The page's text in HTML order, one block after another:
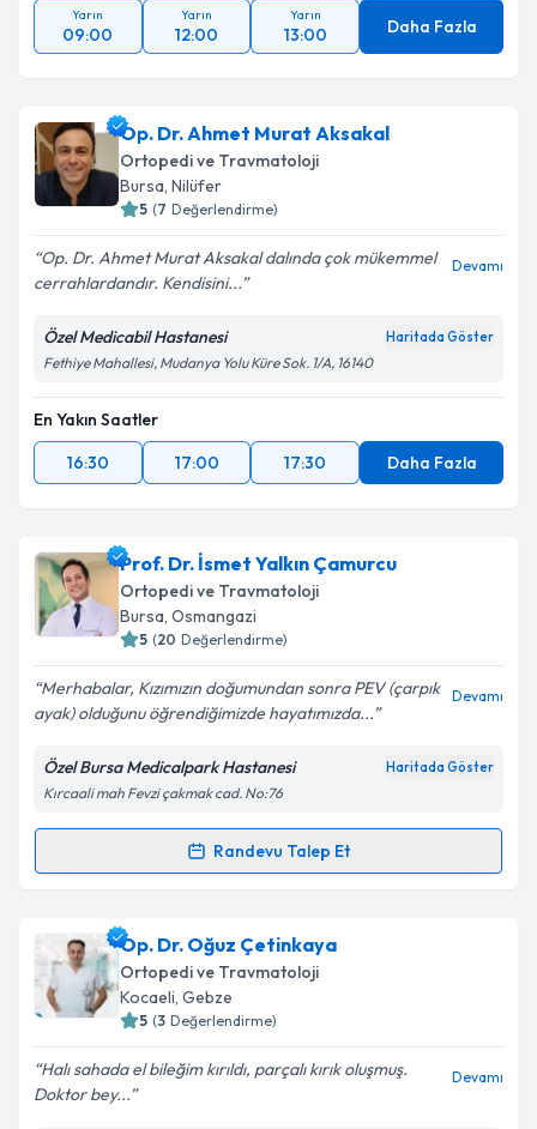
Yarın
09:00
Yarın
12:00
Yarın
13:00 Daha Fazla
Op. Dr. Ahmet Murat Aksakal
Ortopedi ve Travmatoloji
Bursa, Nilüfer
5 (7 Değerlendirme)
Op. Dr. Ahmet Murat Aksakal dalında çok mükemmel
cerrahlardandır. Kendisini...
Devamı
Özel Medicabil Hastanesi Haritada Göster
Fethiye Mahallesi, Mudanya Yolu Küre Sok. 1/A, 16140
En Yakın Saatler
16:30
17:00 17:30 Daha Fazla
Prof. Dr. İsmet Yalkın Çamurcu
Ortopedi ve Travmatoloji
Bursa, Osmangazi
5 (20 Değerlendirme)
Merhabalar, Kızımızın doğumundan sonra PEV (çarpık
ayak) olduğunu öğrendiğimizde hayatımızda...
Devamı
Özel Bursa Medicalpark Hastanesi Haritada Göster
Kırcaali mah Fevzi çakmak cad. No:76
Randevu Talep Et
Randevu Takvimi Talebi
Prof. Dr. İsmet Yalkın Çamurcu
talebi oluşturun. Size bu uzmandan randevu almanız
için bir takvim hazırlandığında e-posta ile
bilgilendireceğiz.
E-posta Adresiniz
Op. Dr. Oğuz Çetinkaya
Ortopedi ve Travmatoloji
Kocaeli, Gebze
5 (3 Değerlendirme)
Halı sahada el bileğim kırıldı, parçalı kırık oluşmuş.
Doktor bey...
Devamı